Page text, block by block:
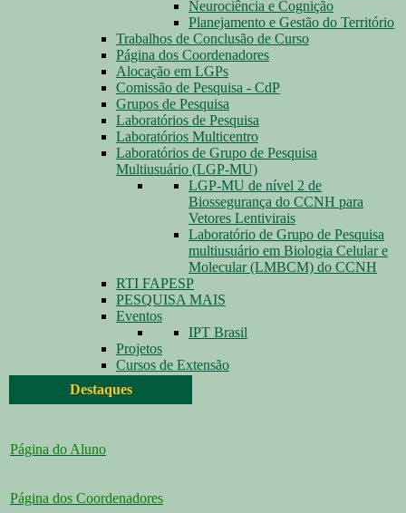
Neurociência e Cognição
Planejamento e Gestão do Território
Trabalhos de Conclusão de Curso
Página dos Coordenadores
Alocação em LGPs
Comissão de Pesquisa - CdP
Grupos de Pesquisa
Laboratórios de Pesquisa
Laboratórios Multicentro
Laboratórios de Grupo de Pesquisa
Multiusuário (LGP-MU)
LGP-MU de nível 2 de
Biossegurança do CCNH para
Vetores Lentivirais
Laboratório de Grupo de Pesquisa
multiusuário em Biologia Celular e
Molecular (LMBCM) do CCNH
RTI FAPESP
PESQUISA MAIS
Eventos
IPT Brasil
Projetos
Cursos de Extensão
Destaques
Página do Aluno
Página dos Coordenadores